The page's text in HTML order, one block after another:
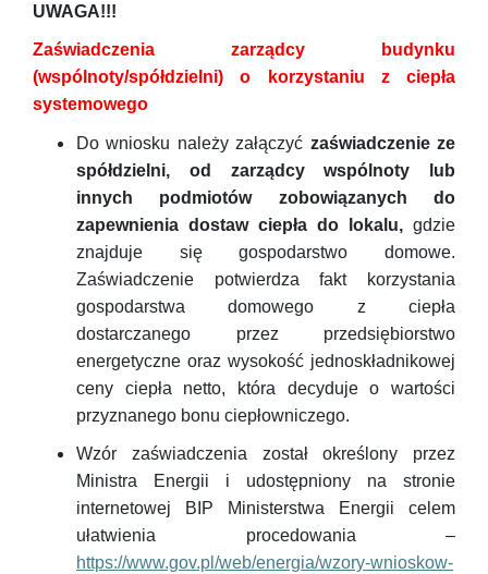
UWAGA!!!
Zaświadczenia zarządcy budynku
(wspólnoty/spółdzielni) o korzystaniu z ciepła
systemowego
Do wniosku należy załączyć zaświadczenie ze
spółdzielni, od zarządcy wspólnoty lub
innych podmiotów
zobowiązanych do
zapewnienia dostaw ciepła do lokalu, gdzie
znajduje się gospodarstwo domowe.
Zaświadczenie potwierdza fakt korzystania
gospodarstwa domowego z ciepła
dostarczanego przez przedsiębiorstwo
energetyczne oraz wysokość jednoskładnikowej
ceny ciepła netto, która decyduje o wartości
przyznanego bonu ciepłowniczego.
Wzór zaświadczenia został określony przez
Ministra Energii i udostępniony na stronie
internetowej BIP Ministerstwa Energii celem
ułatwienia procedowania –
https://www.gov.pl/web/energia/wzory-wnioskow-